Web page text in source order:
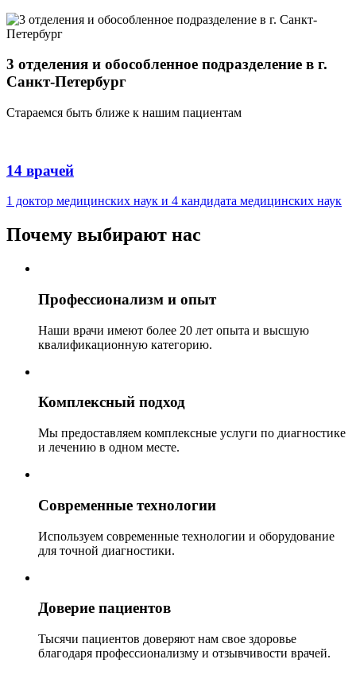
3 отделения и обособленное подразделение в г.
Санкт-Петербург
Стараемся быть ближе к нашим пациентам
14 врачей
1 доктор медицинских наук и 4 кандидата медицинских наук
Почему выбирают нас
Профессионализм и опыт
Наши врачи имеют более 20 лет опыта и высшую
квалификационную категорию.
Комплексный подход
Мы предоставляем комплексные услуги по диагностике
и лечению в одном месте.
Современные технологии
Используем современные технологии и оборудование
для точной диагностики.
Доверие пациентов
Тысячи пациентов доверяют нам свое здоровье
благодаря профессионализму и отзывчивости врачей.